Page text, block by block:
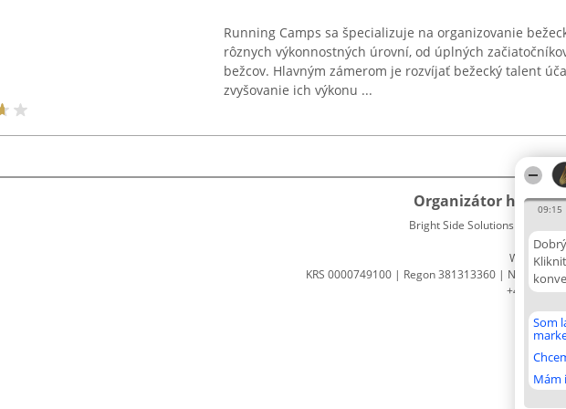
09:15
Som
Mám
Running Camps sa špecializuje na organizovanie
rôznych výkonnostných úrovní, od úplných
bežcov. Hlavným zámerom je rozvíjať bežecký talent
zvyšovanie ich výkonu ...
Organizátor
Bright Side Solutions sp. z o. o.
ul.
Wrocław
KRS 0000749100 | Regon 381313360 | NIP
+48 508